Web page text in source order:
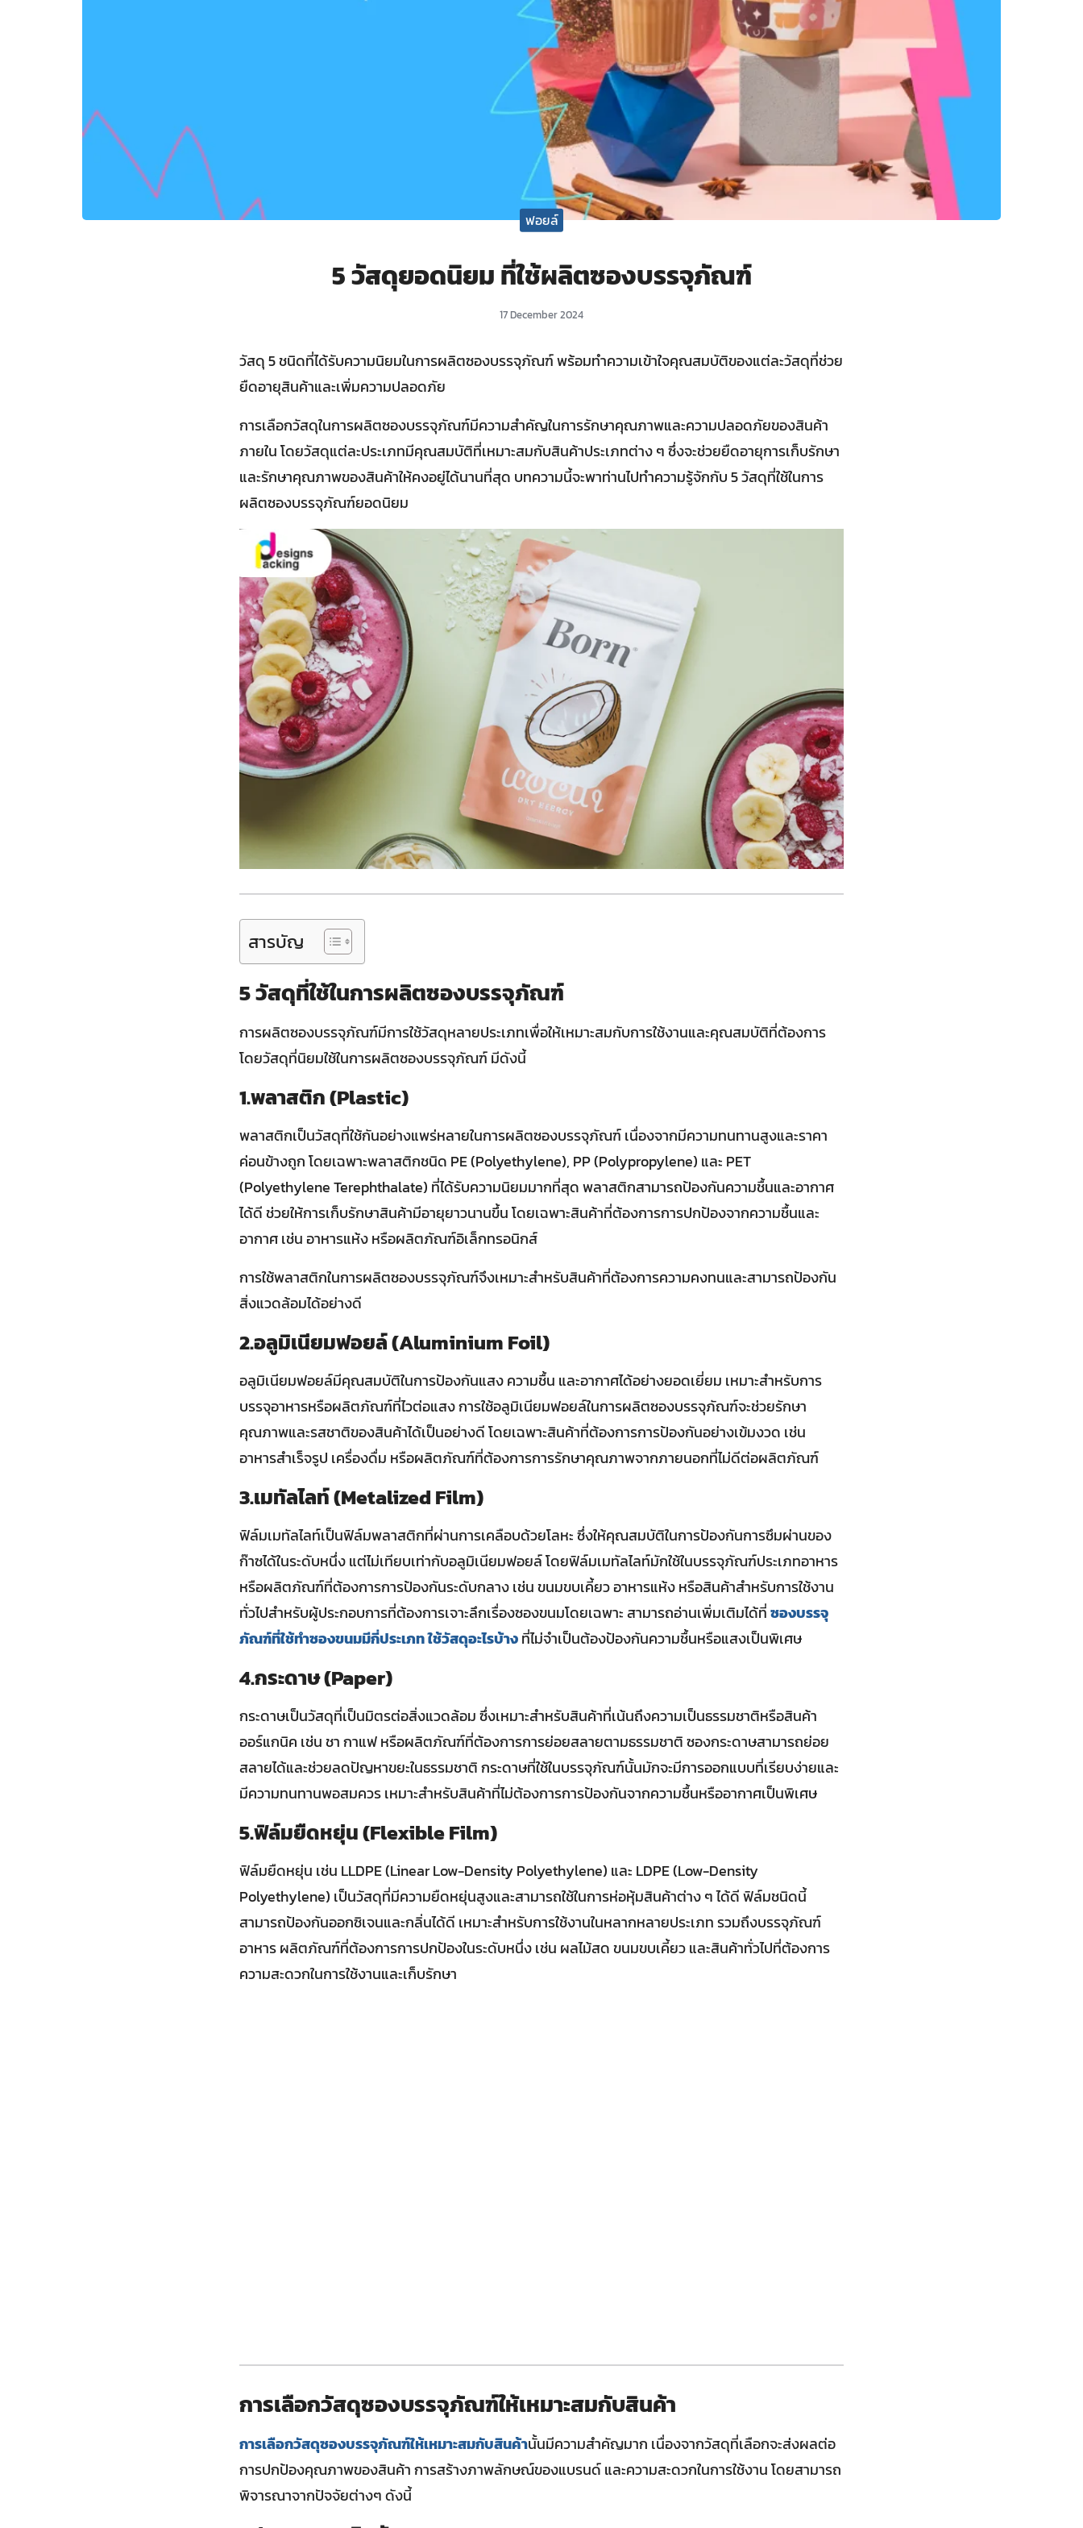
ฟอยล์
5 วัสดุยอดนิยม ที่ใช้ผลิตซองบรรจุภัณฑ์
17 December 2024
วัสดุ 5 ชนิดที่ได้รับความนิยมในการผลิตซองบรรจุภัณฑ์ พร้อมทำความเข้าใจคุณสมบัติของแต่ละวัสดุที่ช่วย
ยืดอายุสินค้าและเพิ่มความปลอดภัย
การเลือกวัสดุในการผลิตซองบรรจุภัณฑ์มีความสำคัญในการรักษาคุณภาพและความปลอดภัยของสินค้า
ภายใน โดยวัสดุแต่ละประเภทมีคุณสมบัติที่เหมาะสมกับสินค้าประเภทต่าง ๆ ซึ่งจะช่วยยืดอายุการเก็บรักษา
และรักษาคุณภาพของสินค้าให้คงอยู่ได้นานที่สุด บทความนี้จะพาท่านไปทำความรู้จักกับ 5 วัสดุที่ใช้ในการ
ผลิตซองบรรจุภัณฑ์ยอดนิยม
สารบัญ
5 วัสดุที่ใช้ในการผลิตซองบรรจุภัณฑ์
การผลิตซองบรรจุภัณฑ์มีการใช้วัสดุหลายประเภทเพื่อให้เหมาะสมกับการใช้งานและคุณสมบัติที่ต้องการ
โดยวัสดุที่นิยมใช้ในการผลิตซองบรรจุภัณฑ์ มีดังนี้
1.พลาสติก (Plastic)
พลาสติกเป็นวัสดุที่ใช้กันอย่างแพร่หลายในการผลิตซองบรรจุภัณฑ์ เนื่องจากมีความทนทานสูงและราคา
ค่อนข้างถูก โดยเฉพาะพลาสติกชนิด PE (Polyethylene), PP (Polypropylene) และ PET
(Polyethylene Terephthalate) ที่ได้รับความนิยมมากที่สุด พลาสติกสามารถป้องกันความชื้นและอากาศ
ได้ดี ช่วยให้การเก็บรักษาสินค้ามีอายุยาวนานขึ้น โดยเฉพาะสินค้าที่ต้องการการปกป้องจากความชื้นและ
อากาศ เช่น อาหารแห้ง หรือผลิตภัณฑ์อิเล็กทรอนิกส์
การใช้พลาสติกในการผลิตซองบรรจุภัณฑ์จึงเหมาะสำหรับสินค้าที่ต้องการความคงทนและสามารถป้องกัน
สิ่งแวดล้อมได้อย่างดี
2.อลูมิเนียมฟอยล์ (Aluminium Foil)
อลูมิเนียมฟอยล์มีคุณสมบัติในการป้องกันแสง ความชื้น และอากาศได้อย่างยอดเยี่ยม เหมาะสำหรับการ
บรรจุอาหารหรือผลิตภัณฑ์ที่ไวต่อแสง การใช้อลูมิเนียมฟอยล์ในการผลิตซองบรรจุภัณฑ์จะช่วยรักษา
คุณภาพและรสชาติของสินค้าได้เป็นอย่างดี โดยเฉพาะสินค้าที่ต้องการการป้องกันอย่างเข้มงวด เช่น
อาหารสำเร็จรูป เครื่องดื่ม หรือผลิตภัณฑ์ที่ต้องการการรักษาคุณภาพจากภายนอกที่ไม่ดีต่อผลิตภัณฑ์
3.เมทัลไลท์ (Metalized Film)
ฟิล์มเมทัลไลท์เป็นฟิล์มพลาสติกที่ผ่านการเคลือบด้วยโลหะ ซึ่งให้คุณสมบัติในการป้องกันการซึมผ่านของ
ก๊าซได้ในระดับหนึ่ง แต่ไม่เทียบเท่ากับอลูมิเนียมฟอยล์ โดยฟิล์มเมทัลไลท์มักใช้ในบรรจุภัณฑ์ประเภทอาหาร
หรือผลิตภัณฑ์ที่ต้องการการป้องกันระดับกลาง เช่น ขนมขบเคี้ยว อาหารแห้ง หรือสินค้าสำหรับการใช้งาน
ทั่วไปสำหรับผู้ประกอบการที่ต้องการเจาะลึกเรื่องซองขนมโดยเฉพาะ สามารถอ่านเพิ่มเติมได้ที่ซองบรรจุ
ภัณฑ์ที่ใช้ทำซองขนมมีกี่ประเภท ใช้วัสดุอะไรบ้างที่ไม่จำเป็นต้องป้องกันความชื้นหรือแสงเป็นพิเศษ
4.กระดาษ (Paper)
กระดาษเป็นวัสดุที่เป็นมิตรต่อสิ่งแวดล้อม ซึ่งเหมาะสำหรับสินค้าที่เน้นถึงความเป็นธรรมชาติหรือสินค้า
ออร์แกนิค เช่น ชา กาแฟ หรือผลิตภัณฑ์ที่ต้องการการย่อยสลายตามธรรมชาติ ซองกระดาษสามารถย่อย
สลายได้และช่วยลดปัญหาขยะในธรรมชาติ กระดาษที่ใช้ในบรรจุภัณฑ์นั้นมักจะมีการออกแบบที่เรียบง่ายและ
มีความทนทานพอสมควร เหมาะสำหรับสินค้าที่ไม่ต้องการการป้องกันจากความชื้นหรืออากาศเป็นพิเศษ
5.ฟิล์มยืดหยุ่น (Flexible Film)
ฟิล์มยืดหยุ่น เช่น LLDPE (Linear Low-Density Polyethylene) และ LDPE (Low-Density
Polyethylene) เป็นวัสดุที่มีความยืดหยุ่นสูงและสามารถใช้ในการห่อหุ้มสินค้าต่าง ๆ ได้ดี ฟิล์มชนิดนี้
สามารถป้องกันออกซิเจนและกลิ่นได้ดี เหมาะสำหรับการใช้งานในหลากหลายประเภท รวมถึงบรรจุภัณฑ์
อาหาร ผลิตภัณฑ์ที่ต้องการการปกป้องในระดับหนึ่ง เช่น ผลไม้สด ขนมขบเคี้ยว และสินค้าทั่วไปที่ต้องการ
ความสะดวกในการใช้งานและเก็บรักษา
การเลือกวัสดุซองบรรจุภัณฑ์ให้เหมาะสมกับสินค้า
การเลือกวัสดุซองบรรจุภัณฑ์ให้เหมาะสมกับสินค้านั้นมีความสำคัญมาก เนื่องจากวัสดุที่เลือกจะส่งผลต่อ
การปกป้องคุณภาพของสินค้า การสร้างภาพลักษณ์ของแบรนด์ และความสะดวกในการใช้งาน โดยสามารถ
พิจารณาจากปัจจัยต่างๆ ดังนี้